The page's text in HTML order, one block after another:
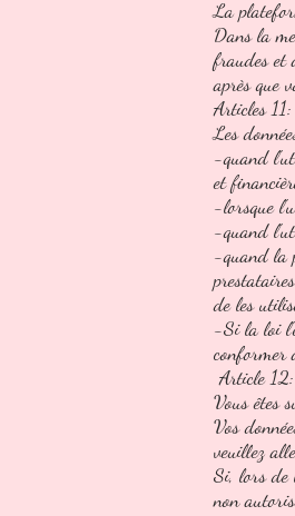
La
Dans la
fraudes et
après que
Articles
Les
-quand
et
-lorsque
-quand
-quand la
de les
-Si la loi
conformer
Article
Vous êtes
Vos
veuillez
Si, lors de
non